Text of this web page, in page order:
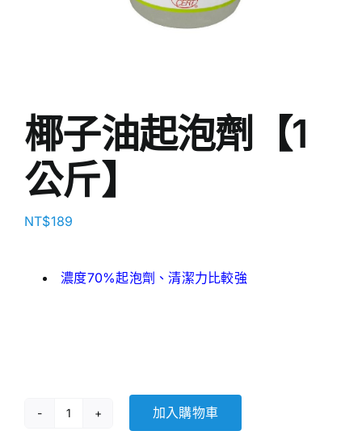
椰子油起泡劑【1
公斤】
NT$189
濃度70%起泡劑、清潔力比較強
椰
加入購物車